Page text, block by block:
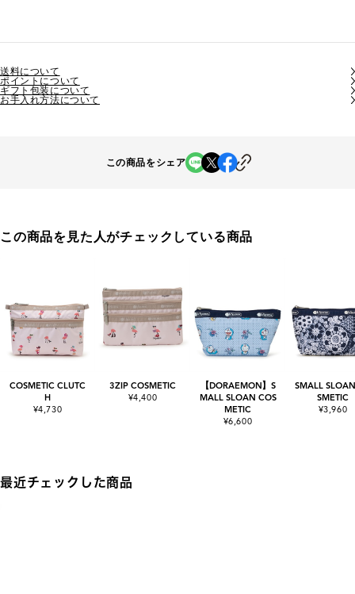
送料について
ポイントについて
ギフト包装について
お手入れ方法について
この商品をシェア
この商品を見た人がチェックしている商品
COSMETIC CLUTC
H
¥4,730
3ZIP COSMETIC
¥4,400
【DORAEMON】S
MALL SLOAN COS
METIC
¥6,600
SMALL
SMETIC
¥3,960
最近チェックした商品